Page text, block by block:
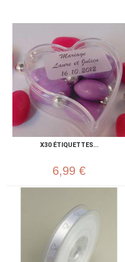
X30 ÉTIQUETTES...
6,99 €